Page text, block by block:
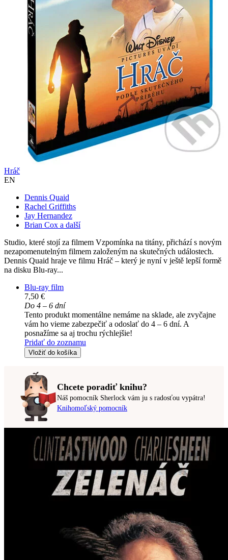
Hráč
EN
Dennis Quaid
Rachel Griffiths
Jay Hernandez
Brian Cox a další
Studio, které stojí za filmem Vzpomínka na titány, přichází s novým
nezapomenutelným filmem založeným na skutečných událostech.
Dennis Quaid hraje ve filmu Hráč – který je nyní v ještě lepší formě
na disku Blu-ray...
Blu-ray film
7,50 €
Do 4 – 6 dní
Tento produkt momentálne nemáme na sklade, ale zvyčajne
vám ho vieme zabezpečiť a odoslať do 4 – 6 dní. A
posnažíme sa aj trochu rýchlejšie!
Pridať do zoznamu
Vložiť do košíka
Chcete poradiť knihu?
Náš pomocník Sherlock vám ju s radosťou vypátra!
Knihomoľský pomocník